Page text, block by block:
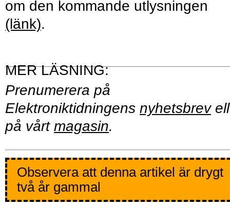
om den kommande utlysningen
(länk).
Prenumerera på
Elektroniktidningens nyhetsbrev
på vårt magasin.
Observera att denna artikel är drygt
två år gammal